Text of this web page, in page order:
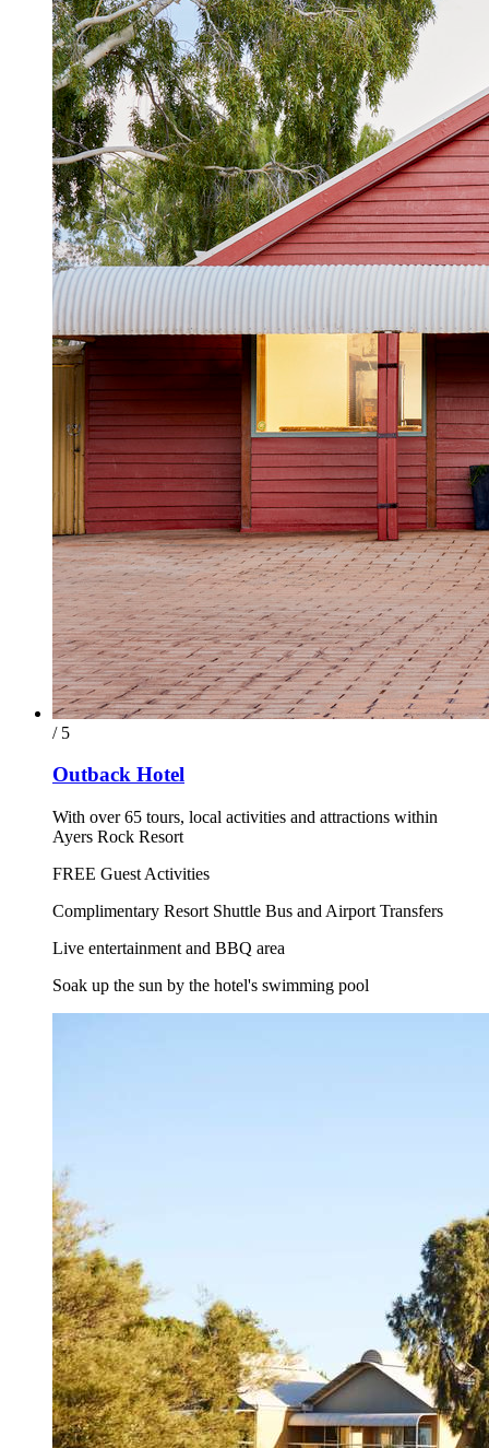
/ 5
Outback Hotel
With over 65 tours, local activities and attractions within
Ayers Rock Resort
FREE Guest Activities
Complimentary Resort Shuttle Bus and Airport Transfers
Live entertainment and BBQ area
Soak up the sun by the hotel's swimming pool